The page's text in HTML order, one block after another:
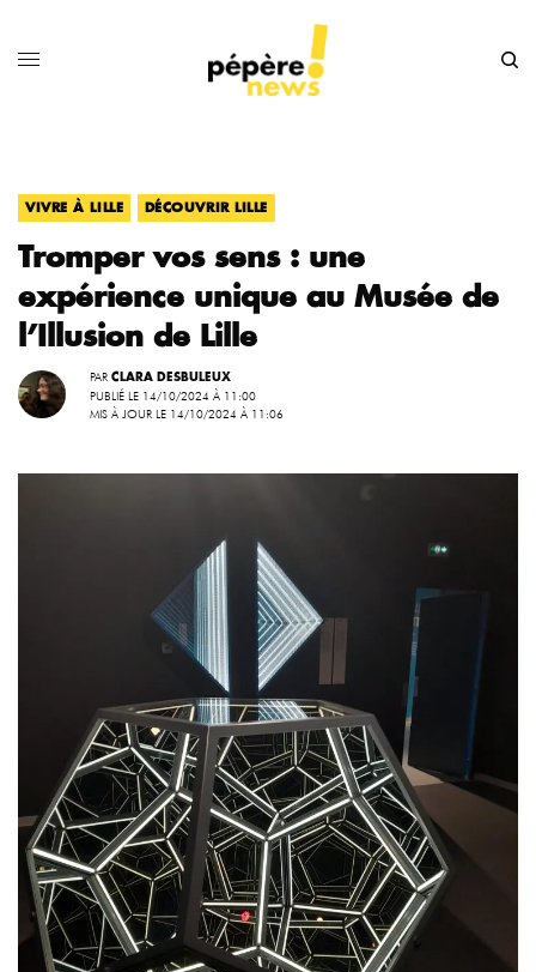
VIVRE À LILLE DÉCOUVRIR LILLE
Tromper vos sens : une
expérience unique au Musée de
l’Illusion de Lille
PAR CLARA DESBULEUX
PUBLIÉ LE 14/10/2024 À 11:00
MIS À JOUR LE 14/10/2024 À 11:06